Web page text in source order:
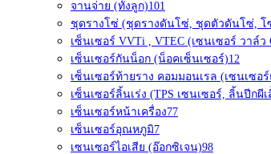
จานจ่าย (ทั้งลูก)101
ชุดรางโซ่ (ชุดรางดันโซ่, ชุดตัวดันโซ่, โ
เซ็นเซอร์ VVTi , VTEC (เซนเซอร์ วาล์ว
เซ็นเซอร์กันน็อก (น็อคเซ็นเซอร์)12
เซ็นเซอร์ท้ายราง คอมมอนเรล (เซนเซอ
เซ็นเซอร์ลิ้นเร่ง (TPS เซนเซอร์, ลิ้นปีกผีเ
เซ็นเซอร์หน้าเครื่อง77
เซ็นเซอร์อุณหภูมิ7
เซนเซอร์ไอเสีย (อ๊อกซิเจน)98